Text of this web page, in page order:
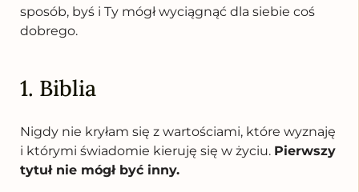
sposób, byś i Ty mógł wyciągnąć dla siebie coś
dobrego.
1. Biblia
Nigdy nie kryłam się z wartościami, które wyznaję
i którymi świadomie kieruję się w życiu. Pierwszy
tytuł nie mógł być inny.